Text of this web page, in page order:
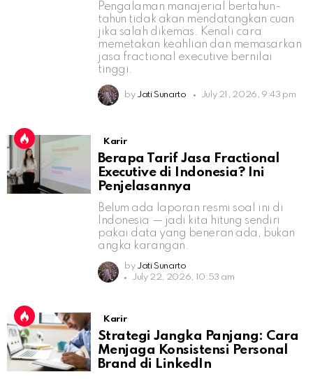
Pengalaman manajerial bertahun-
tahun tidak akan mendatangkan cuan
jika salah dikemas. Kenali cara
memetakan keahlian dan memasarkan
jasa fractional executive bernilai
tinggi.
by Jati Sunarto July 21, 2026, 9:43 pm
Karir
Berapa Tarif Jasa Fractional
Executive di Indonesia? Ini
Penjelasannya
Belum ada laporan resmi soal ini di
Indonesia — jadi kita hitung sendiri
pakai data yang beneran ada, bukan
angka karangan.
by Jati Sunarto
July 22, 2026, 10:53 am
Karir
Strategi Jangka Panjang: Cara
Menjaga Konsistensi Personal
Brand di LinkedIn